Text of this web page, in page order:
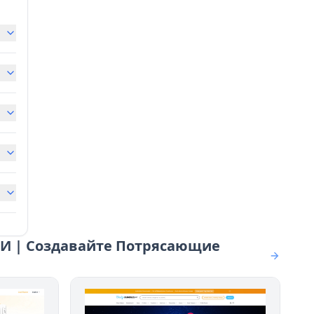
| Создавайте Потрясающие